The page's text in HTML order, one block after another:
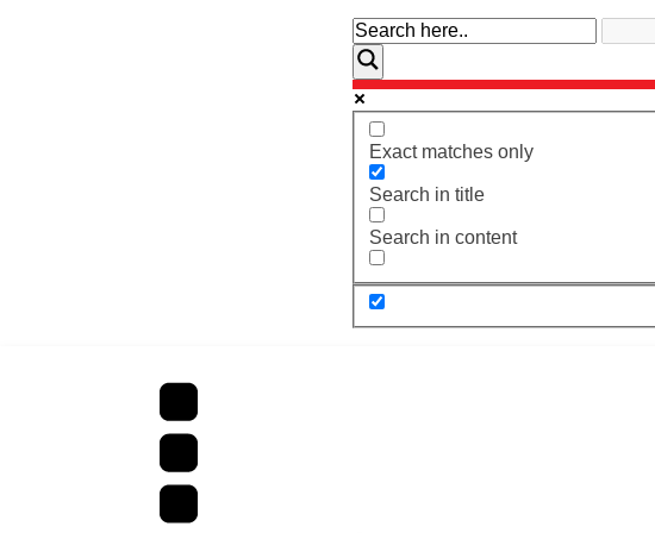
Exact matches only
Search in title
Search in content